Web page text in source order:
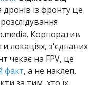
дронів із фронту це
Корпоратив
локаціях, з'єднаних
чекає на FPV, це
факт, а не наклеп.
за тим, хто їх